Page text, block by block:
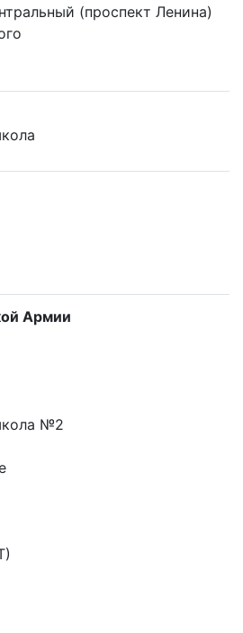
(проспект Ленина)
Армии
№2